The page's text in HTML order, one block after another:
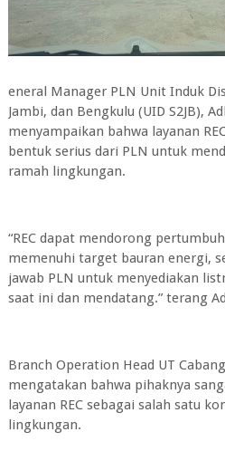
eneral Manager PLN Unit Induk
Jambi, dan Bengkulu (UID S2JB),
menyampaikan bahwa layanan
bentuk serius dari PLN untuk
ramah lingkungan.
“REC dapat mendorong
memenuhi target bauran energi,
jawab PLN untuk menyediakan
saat ini dan mendatang.” terang
Branch Operation Head UT
mengatakan bahwa pihaknya
layanan REC sebagai salah satu
lingkungan.